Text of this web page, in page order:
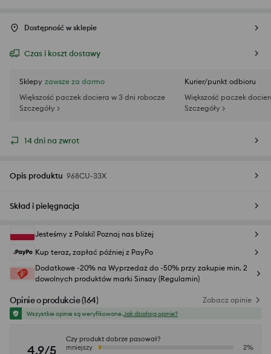
Dostępność w sklepie
Czas i koszt dostawy
Sklepy zawsze za darmo
Większość paczek dociera w 3 dni robocze
Szczegóły >
Kurier/punkt odbioru
Większość paczek
Szczegóły >
14 dni na zwrot
Opis produktu 968CU-33X
Skład i pielęgnacja
Jesteśmy z Polski! Poznaj nas bliżej
Kup teraz, zapłać później z PayPo
Dodatkowe -20% na Wyprzedaż do -50% przy zakupie min. 2
dowolnych produktów marki Sinsay (Regulamin)
Opinie o produkcie(164) Zobacz opinie
Wszystkie opinie są weryfikowane.Jak działają opinie?
4,9/5
Czy produkt dobrze pasował?
mniejszy
2%